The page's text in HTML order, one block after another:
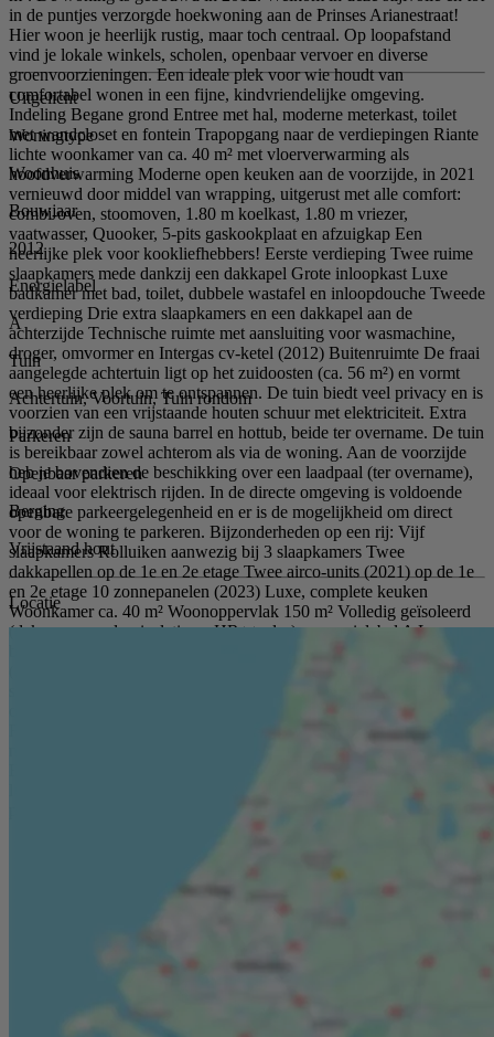
in de puntjes verzorgde hoekwoning aan de Prinses Arianestraat!
Hier woon je heerlijk rustig, maar toch centraal. Op loopafstand
vind je lokale winkels, scholen, openbaar vervoer en diverse
groenvoorzieningen. Een ideale plek voor wie houdt van
comfortabel wonen in een fijne, kindvriendelijke omgeving.
Indeling Begane grond Entree met hal, moderne meterkast, toilet
met wandcloset en fontein Trapopgang naar de verdiepingen Riante
lichte woonkamer van ca. 40 m² met vloerverwarming als
hoofdverwarming Moderne open keuken aan de voorzijde, in 2021
vernieuwd door middel van wrapping, uitgerust met alle comfort:
combi-oven, stoomoven, 1.80 m koelkast, 1.80 m vriezer,
vaatwasser, Quooker, 5-pits gaskookplaat en afzuigkap Een
heerlijke plek voor kookliefhebbers! Eerste verdieping Twee ruime
slaapkamers mede dankzij een dakkapel Grote inloopkast Luxe
badkamer met bad, toilet, dubbele wastafel en inloopdouche Tweede
verdieping Drie extra slaapkamers en een dakkapel aan de
achterzijde Technische ruimte met aansluiting voor wasmachine,
droger, omvormer en Intergas cv-ketel (2012) Buitenruimte De fraai
aangelegde achtertuin ligt op het zuidoosten (ca. 56 m²) en vormt
een heerlijke plek om te ontspannen. De tuin biedt veel privacy en is
voorzien van een vrijstaande houten schuur met elektriciteit. Extra
bijzonder zijn de sauna barrel en hottub, beide ter overname. De tuin
is bereikbaar zowel achterom als via de woning. Aan de voorzijde
heb je bovendien de beschikking over een laadpaal (ter overname),
ideaal voor elektrisch rijden. In de directe omgeving is voldoende
openbare parkeergelegenheid en er is de mogelijkheid om direct
voor de woning te parkeren. Bijzonderheden op een rij: Vijf
slaapkamers Rolluiken aanwezig bij 3 slaapkamers Twee
dakkapellen op de 1e en 2e etage Twee airco-units (2021) op de 1e
en 2e etage 10 zonnepanelen (2023) Luxe, complete keuken
Woonkamer ca. 40 m² Woonoppervlak 150 m² Volledig geïsoleerd
(dak-, muur-, vloerisolatie en HR++ glas) – energielabel A Luxe
openen via een app (slimme deursloten); Slimme thermostaat;
Rustige, groene woonwijk aan de rand van Moordrecht Benieuwd
ligging. Neem gerust contact met ons op om een bezichtiging te
Uitgelicht
Woningtype
Woonhuis
Bouwjaar
2012
Energielabel
A
Tuin
Achtertuin, Voortuin, Tuin rondom
Parkeren
Openbaar parkeren
Berging
Vrijstaand hout
Locatie